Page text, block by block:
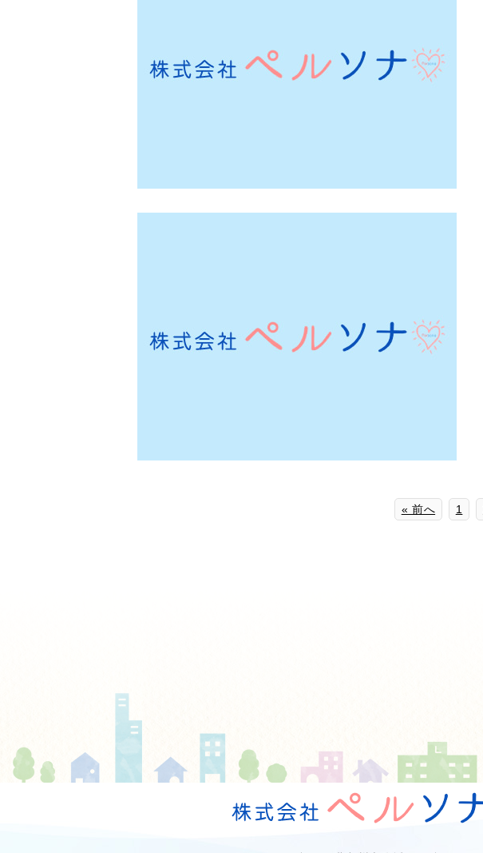
« 前へ 1